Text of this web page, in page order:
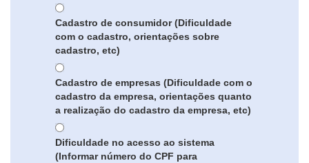
Cadastro de consumidor (Dificuldade
com o cadastro, orientações sobre
cadastro, etc)
Cadastro de empresas (Dificuldade com o
cadastro da empresa, orientações quanto
a realização do cadastro da empresa, etc)
Dificuldade no acesso ao sistema
(Informar número do CPF para